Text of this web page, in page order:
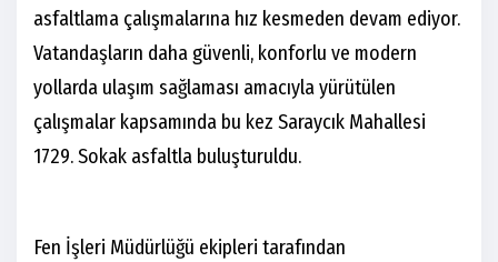
asfaltlama çalışmalarına hız kesmeden devam ediyor.
Vatandaşların daha güvenli, konforlu ve modern
yollarda ulaşım sağlaması amacıyla yürütülen
çalışmalar kapsamında bu kez Saraycık Mahallesi
1729. Sokak asfaltla buluşturuldu.
Fen İşleri Müdürlüğü ekipleri tarafından